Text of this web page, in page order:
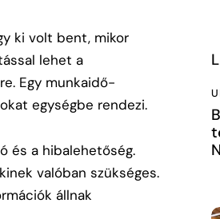
ki volt bent, mikor
lehet a
Egy munkaidő-
egységbe rendezi.
és a hibalehetőség.
valóban szükséges.
állnak